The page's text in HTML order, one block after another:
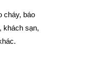
cháy, báo
khách sạn,